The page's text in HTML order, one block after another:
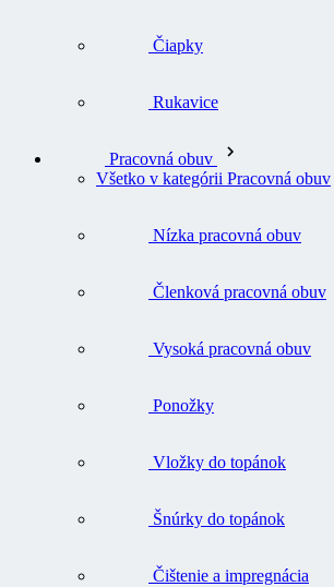
Čiapky
Rukavice
Pracovná obuv
Všetko v kategórii Pracovná obuv
Nízka pracovná obuv
Členková pracovná obuv
Vysoká pracovná obuv
Ponožky
Vložky do topánok
Šnúrky do topánok
Čištenie a impregnácia